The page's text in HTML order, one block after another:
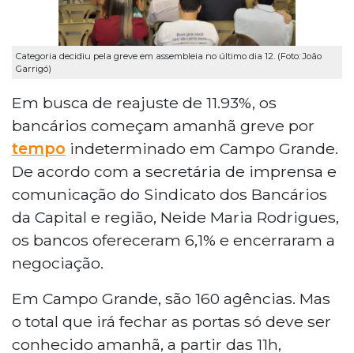
Categoria decidiu pela greve em assembleia no último dia 12. (Foto: João
Garrigó)
Em busca de reajuste de 11.93%, os
bancários começam amanhã greve por
tempo indeterminado em Campo Grande.
De acordo com a secretária de imprensa e
comunicação do Sindicato dos Bancários
da Capital e região, Neide Maria Rodrigues,
os bancos ofereceram 6,1% e encerraram a
negociação.
Em Campo Grande, são 160 agências. Mas
o total que irá fechar as portas só deve ser
conhecido amanhã, a partir das 11h,